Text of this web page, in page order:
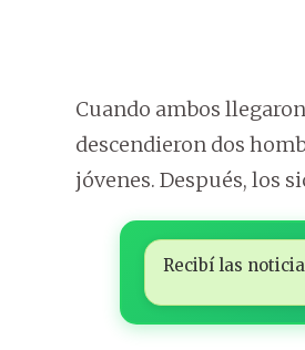
Cuando ambos
descendieron dos
jóvenes. Después, los
Recibí las